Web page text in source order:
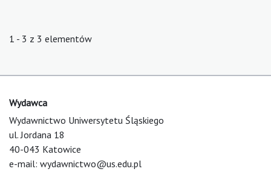
1 - 3 z 3 elementów
Wydawca
Wydawnictwo Uniwersytetu Śląskiego
ul. Jordana 18
40-043 Katowice
e-mail: wydawnictwo@us.edu.pl